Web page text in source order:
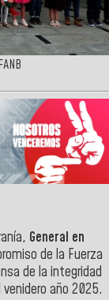
General en
de la Fuerza
de la integridad
año 2025.